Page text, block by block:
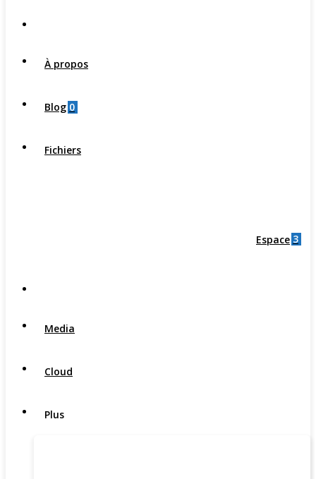
À propos
Blog 0
Fichiers
Espace 3
Media
Cloud
Plus